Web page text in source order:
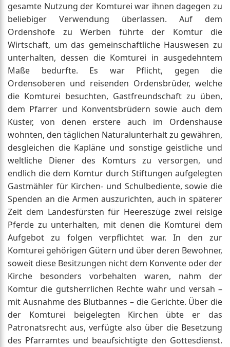
gesamte Nutzung der Komturei war ihnen dagegen zu
beliebiger Verwendung überlassen. Auf dem
Ordenshofe zu Werben führte der Komtur die
Wirtschaft, um das gemeinschaftliche Hauswesen zu
unterhalten, dessen die Komturei in ausgedehntem
Maße bedurfte. Es war Pflicht, gegen die
Ordensoberen und reisenden Ordensbrüder, welche
die Komturei besuchten, Gastfreundschaft zu üben,
dem Pfarrer und Konventsbrüdern sowie auch dem
Küster, von denen erstere auch im Ordenshause
wohnten, den täglichen Naturalunterhalt zu gewähren,
desgleichen die Kapläne und sonstige geistliche und
weltliche Diener des Komturs zu versorgen, und
endlich die dem Komtur durch Stiftungen aufgelegten
Gastmähler für Kirchen- und Schulbediente, sowie die
Spenden an die Armen auszurichten, auch in späterer
Zeit dem Landesfürsten für Heereszüge zwei reisige
Pferde zu unterhalten, mit denen die Komturei dem
Aufgebot zu folgen verpflichtet war. In den zur
Komturei gehörigen Gütern und über deren Bewohner,
soweit diese Besitzungen nicht dem Konvente oder der
Kirche besonders vorbehalten waren, nahm der
Komtur die gutsherrlichen Rechte wahr und versah –
mit Ausnahme des Blutbannes – die Gerichte. Über die
der Komturei beigelegten Kirchen übte er das
Patronatsrecht aus, verfügte also über die Besetzung
des Pfarramtes und beaufsichtigte den Gottesdienst.